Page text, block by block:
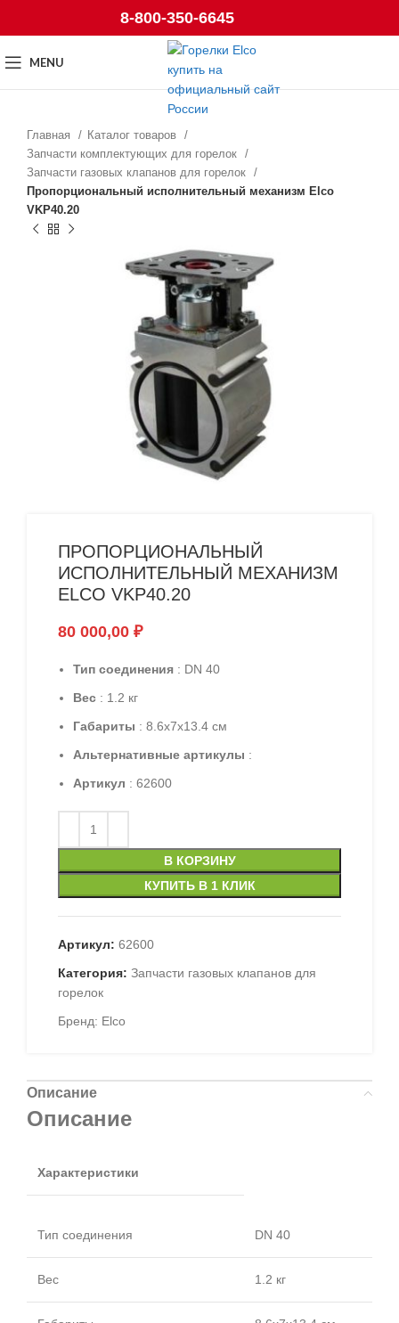
8-800-350-6645
MENU
Главная
Каталог товаров
Запчасти комплектующих для горелок
Запчасти газовых клапанов для горелок
Пропорциональный исполнительный механизм Elco
VKP40.20
ПРОПОРЦИОНАЛЬНЫЙ
ИСПОЛНИТЕЛЬНЫЙ МЕХАНИЗМ
ELCO VKP40.20
80 000,00 ₽
Тип соединения : DN 40
Вес : 1.2 кг
Габариты : 8.6x7x13.4 см
Альтернативные артикулы :
Артикул : 62600
В КОРЗИНУ
КУПИТЬ В 1 КЛИК
Артикул: 62600
Категория: Запчасти газовых клапанов для
горелок
Бренд: Elco
Описание
Описание
Характеристики
Тип соединения DN 40
Вес 1.2 кг